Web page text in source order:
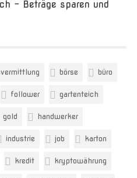
– Beträge sparen und
börse büro
follower gartenteich
gold handwerker
industrie job karton
kredit kryptowährung